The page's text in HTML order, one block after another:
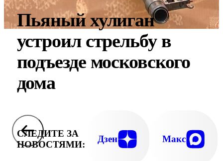
Пьяный хулиган
устроил стрельбу в
подъезде московского
дома
СЛЕДИТЕ ЗА
НОВОСТЯМИ:
Дзен Макс